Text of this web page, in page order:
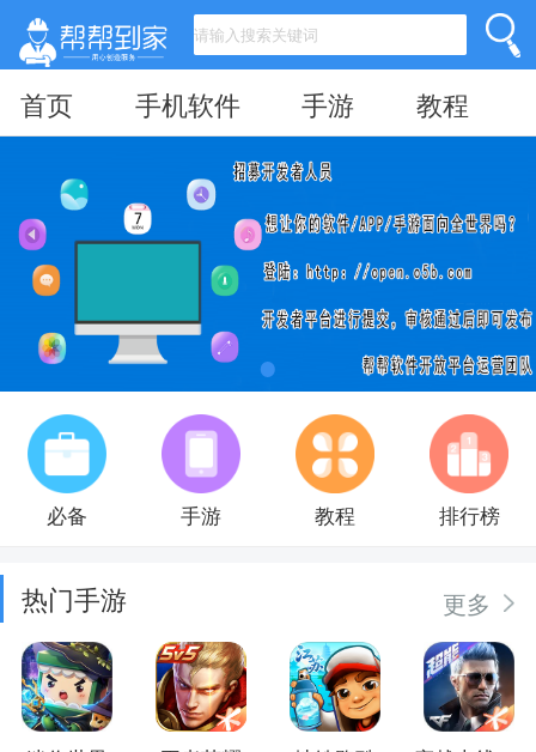
首页 手机软件 手游 教程
必备 手游 教程 排行榜
热门手游 更多